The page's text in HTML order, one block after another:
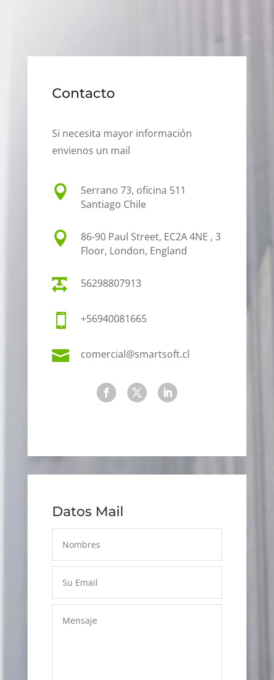
Contacto
Si necesita mayor información
envienos un mail

Serrano 73, oficina 511
Santiago Chile

86-90 Paul Street, EC2A 4NE , 3
Floor, London, England
 56298807913
 +56940081665
 comercial@smartsoft.cl
Datos Mail